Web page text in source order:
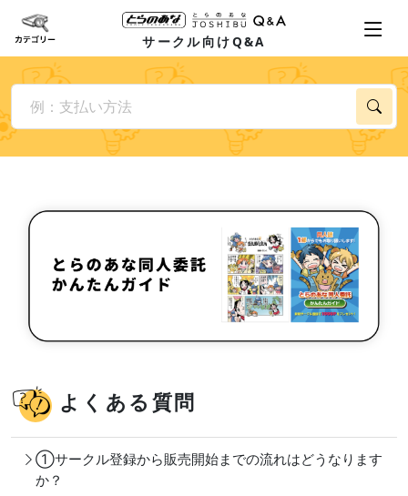
サークル向けQ&A
よくある質問
①サークル登録から販売開始までの流れはどうなります
か？